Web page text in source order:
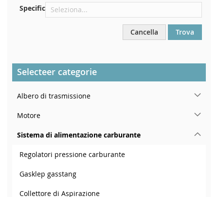
Specific
Cancella Trova
Selecteer categorie
Albero di trasmissione
Motore
Sistema di alimentazione carburante
Regolatori pressione carburante
Gasklep gasstang
Collettore di Aspirazione